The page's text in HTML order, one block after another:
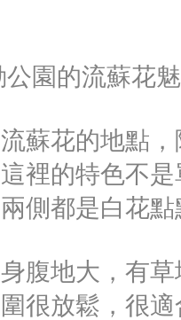
園的流蘇花
蘇花的地點
裡的特色不
側都是白花
腹地大，有
很放鬆，很